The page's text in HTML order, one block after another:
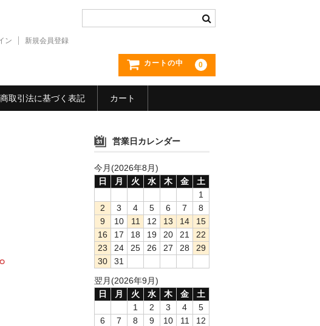
ン 新規会員登録
カートの中 0
取引法に基づく表記 カート
営業日カレンダー
今月(2026年8月)
日
月 火 水 木 金
土
1
2
3 4 5 6 7
8
9
10 11 12 13 14
15
16
17 18 19 20 21
22
23
24 25 26 27 28
29
30
31
翌月(2026年9月)
日
月 火 水 木 金
土
1
2 3 4
5
6
7 8 9 10 11
12